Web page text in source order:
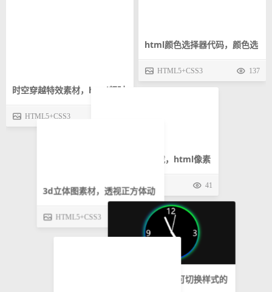
时空穿越特效素材，html超时
空页面特效
HTML5+CSS3
html颜色选择器代码，颜色选
择器动画特效下载
HTML5+CSS3 137